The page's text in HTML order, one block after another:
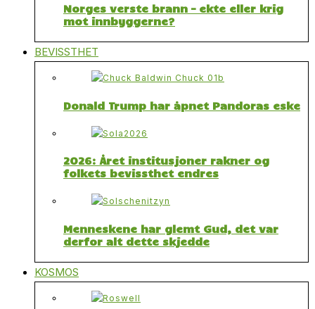
Norges verste brann – ekte eller krig
mot innbyggerne?
BEVISSTHET
Donald Trump har åpnet Pandoras eske
2026: Året institusjoner rakner og
folkets bevissthet endres
Menneskene har glemt Gud, det var
derfor alt dette skjedde
KOSMOS